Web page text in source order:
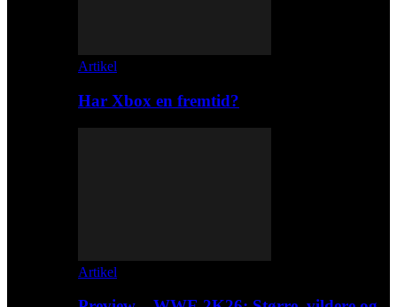
Artikel
Har Xbox en fremtid?
Artikel